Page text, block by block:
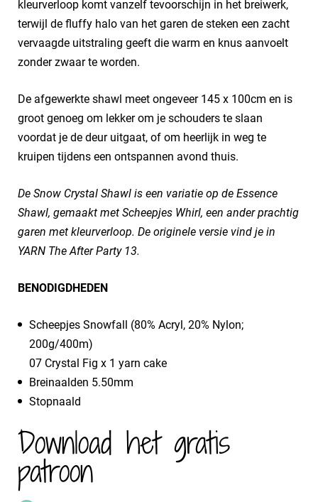
kleurverloop komt vanzelf tevoorschijn in het breiwerk,
terwijl de fluffy halo van het garen de steken een zacht
vervaagde uitstraling geeft die warm en knus aanvoelt
zonder zwaar te worden.
De afgewerkte shawl meet ongeveer 145 x 100cm en is
groot genoeg om lekker om je schouders te slaan
voordat je de deur uitgaat, of om heerlijk in weg te
kruipen tijdens een ontspannen avond thuis.
De Snow Crystal Shawl is een variatie op de Essence
Shawl, gemaakt met Scheepjes Whirl, een ander prachtig
garen met kleurverloop. De originele versie vind je in
YARN The After Party 13.
BENODIGDHEDEN
Scheepjes Snowfall (80% Acryl, 20% Nylon;
200g/400m)
07 Crystal Fig x 1 yarn cake
Breinaalden 5.50mm
Stopnaald
Download het gratis
patroon